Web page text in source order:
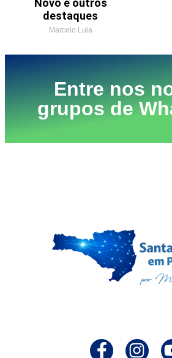
Novo e outros
destaques
Marcelo Lula
Entre nos
grupos de